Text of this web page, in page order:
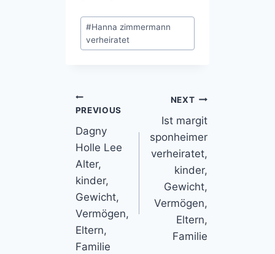
Post
Tags:
#Hanna zimmermann
verheiratet
Post
navigation
PREVIOUS
Dagny
Holle Lee
Alter,
kinder,
Gewicht,
Vermögen,
Eltern,
Familie
NEXT
Ist margit
sponheimer
verheiratet,
kinder,
Gewicht,
Vermögen,
Eltern,
Familie